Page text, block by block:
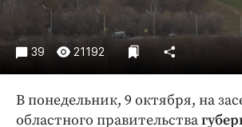
Спорт
Экономика и бизнес
Блоги
Издания
39 21192
В понедельник, 9 октября, на
областного правительства